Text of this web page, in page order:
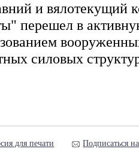
и вялотекущий
перешел в
силовых
для печати Подписаться